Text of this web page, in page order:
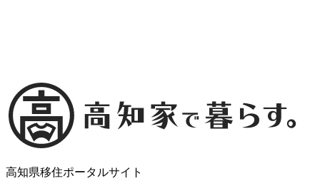
高知県移住ポータルサイト